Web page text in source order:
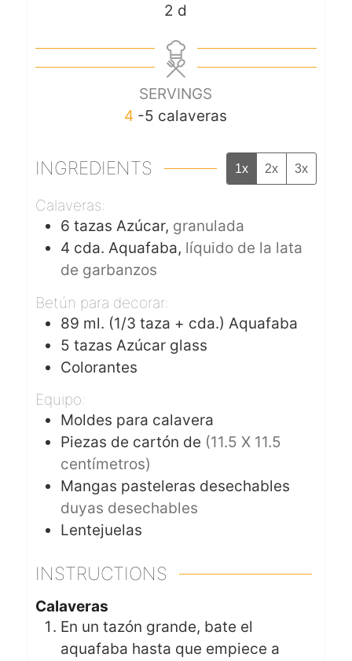
2 d
SERVINGS
4 -5 calaveras
INGREDIENTS 1x 2x 3x
Calaveras:
6 tazas Azúcar, granulada
4 cda. Aquafaba, líquido de la lata
de garbanzos
Betún para decorar:
89 ml. (1/3 taza + cda.) Aquafaba
5 tazas Azúcar glass
Colorantes
Equipo:
Moldes para calavera
Piezas de cartón de (11.5 X 11.5
centímetros)
Mangas pasteleras desechables
duyas desechables
Lentejuelas
INSTRUCTIONS
Calaveras
En un tazón grande, bate el
aquafaba hasta que empiece a